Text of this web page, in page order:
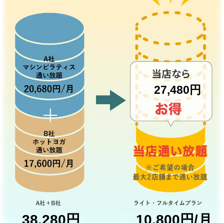
27,480円
38,280円 10,800円/月